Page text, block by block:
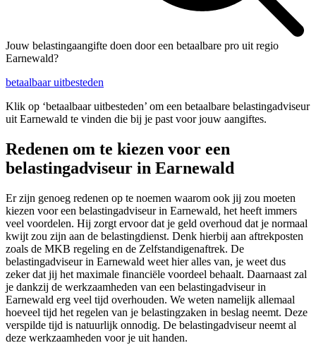
Jouw belastingaangifte doen door een betaalbare pro uit regio
Earnewald?
betaalbaar uitbesteden
Klik op ‘betaalbaar uitbesteden’ om een betaalbare belastingadviseur
uit Earnewald te vinden die bij je past voor jouw aangiftes.
Redenen om te kiezen voor een
belastingadviseur in Earnewald
Er zijn genoeg redenen op te noemen waarom ook jij zou moeten
kiezen voor een belastingadviseur in Earnewald, het heeft immers
veel voordelen. Hij zorgt ervoor dat je geld overhoud dat je normaal
kwijt zou zijn aan de belastingdienst. Denk hierbij aan aftrekposten
zoals de MKB regeling en de Zelfstandigenaftrek. De
belastingadviseur in Earnewald weet hier alles van, je weet dus
zeker dat jij het maximale financiële voordeel behaalt. Daarnaast zal
je dankzij de werkzaamheden van een belastingadviseur in
Earnewald erg veel tijd overhouden. We weten namelijk allemaal
hoeveel tijd het regelen van je belastingzaken in beslag neemt. Deze
verspilde tijd is natuurlijk onnodig. De belastingadviseur neemt al
deze werkzaamheden voor je uit handen.